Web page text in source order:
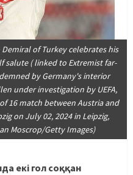
Demiral of Turkey celebrates his
salute ( linked to Extremist far-
by Germany's interior
under investigation by UEFA,
16 match between Austria and
on July 02, 2024 in Leipzig,
Moscrop/Getty Images)
екі гол соққан